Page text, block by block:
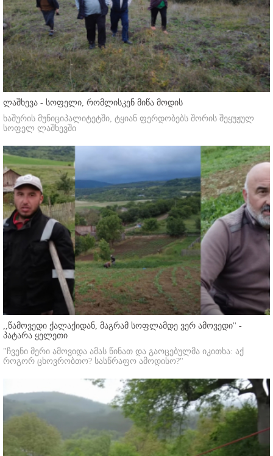
ლაშხევა - სოფელი, რომლისკენ მიწა მოდის
ხაშურის მუნიციპალიტეტში, ტყიან ფერდობებს შორის შეყუჟულ
სოფელ ლაშხევში
,,წამოვედი ქალაქიდან, მაგრამ სოფლამდე ვერ ამოვედი'' -
პატარა ყელეთი
"ჩვენი მერი ამოვიდა ამას წინათ და გაოცებულმა იკითხა: აქ
როგორ ცხოვრობთო? სასწრაფო ამოდისო?"